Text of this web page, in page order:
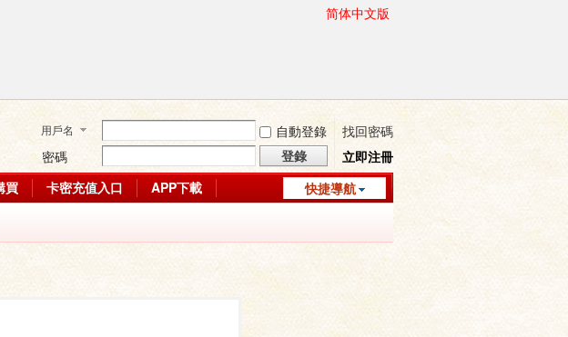
简体中文版
用戶名 自動登錄
找回密碼
密碼
登錄
立即注冊
快捷導航
買 卡密充值入口
APP下載